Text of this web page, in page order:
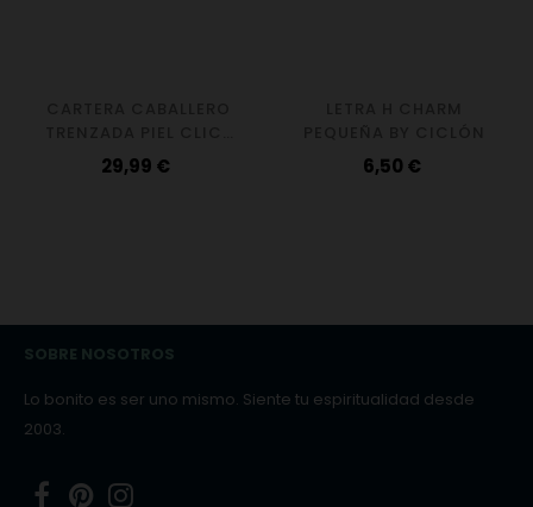
ESPAÑA
Precio
29,99 € Precio
6,50 €
SOBRE NOSOTROS
Lo bonito es ser uno mismo. Siente tu espiritualidad desde
2003.
FacebookPinterest